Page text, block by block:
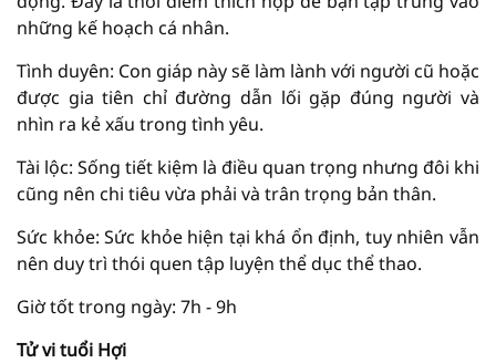
những kế hoạch cá nhân.
Tình duyên: Con giáp này sẽ làm lành với người cũ hoặc
được gia tiên chỉ đường dẫn lối gặp đúng người và
nhìn ra kẻ xấu trong tình yêu.
Tài lộc: Sống tiết kiệm là điều quan trọng nhưng đôi khi
cũng nên chi tiêu vừa phải và trân trọng bản thân.
Sức khỏe: Sức khỏe hiện tại khá ổn định, tuy nhiên vẫn
nên duy trì thói quen tập luyện thể dục thể thao.
Giờ tốt trong ngày: 7h - 9h
Tử vi tuổi Hợi